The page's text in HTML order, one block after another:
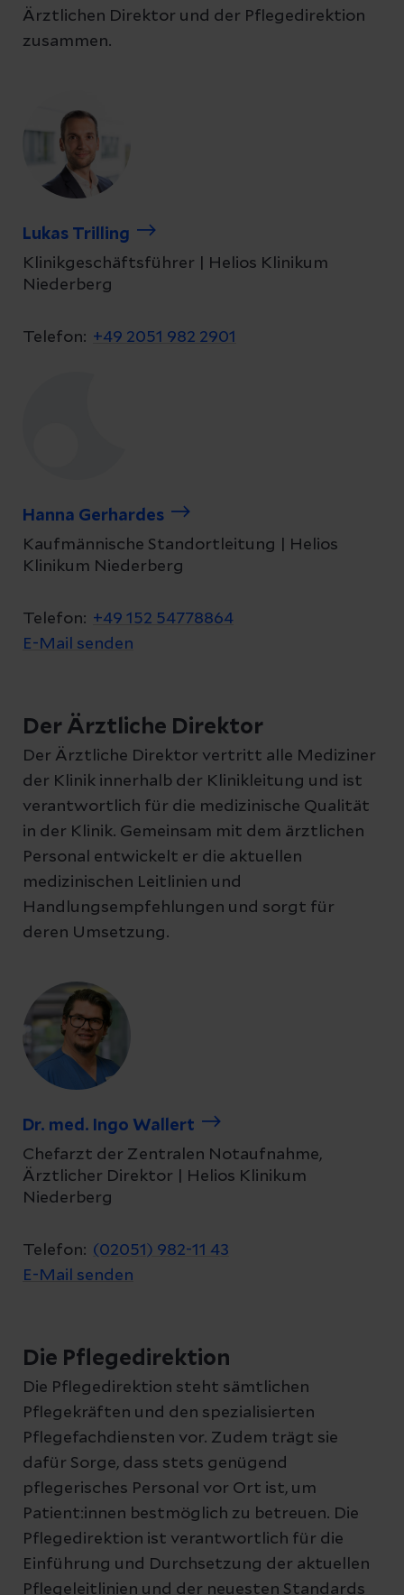
Ärztlichen Direktor und der Pflegedirektion
zusammen.
Lukas Trilling
Klinikgeschäftsführer | Helios Klinikum
Niederberg
Telefon: +49 2051 982 2901
Hanna Gerhardes
Kaufmännische Standortleitung | Helios
Klinikum Niederberg
Telefon: +49 152 54778864
E-Mail senden
Der Ärztliche Direktor
Der Ärztliche Direktor vertritt alle Mediziner
der Klinik innerhalb der Klinikleitung und ist
verantwortlich für die medizinische Qualität
in der Klinik. Gemeinsam mit dem ärztlichen
Personal entwickelt er die aktuellen
medizinischen Leitlinien und
Handlungsempfehlungen und sorgt für
deren Umsetzung.
Dr. med. Ingo Wallert
Chefarzt der Zentralen Notaufnahme,
Ärztlicher Direktor | Helios Klinikum
Niederberg
Telefon: (02051) 982-11 43
E-Mail senden
Die Pflegedirektion
Die Pflegedirektion steht sämtlichen
Pflegekräften und den spezialisierten
Pflegefachdiensten vor. Zudem trägt sie
dafür Sorge, dass stets genügend
pflegerisches Personal vor Ort ist, um
Patient:innen bestmöglich zu betreuen. Die
Pflegedirektion ist verantwortlich für die
Einführung und Durchsetzung der aktuellen
Pflegeleitlinien und der neuesten Standards